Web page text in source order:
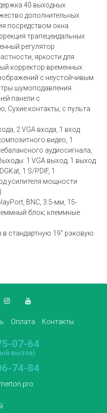
40 выходных
дополнительных
посредством окна
трапецеидальных
регулятор
яркости для
корректор временных
с неустойчивым
шумоподавления.
панели с
Сухие контакты, с пульта
2 VGA входа, 1 вход
видео, 1
аудиосигнала,
1 VGA выход, 1 выход
1 S/PDIF, 1
усилителя мощности
BNC, 3.5-мм, 15-
блок; клеммные
стандартную 19" рэковую
Оплата Контакты
07-64
вызов)
74-84